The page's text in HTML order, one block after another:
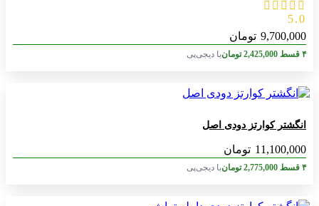
5.0
9,700,000 تومان
۴ قسط 2,425,000 تومانبا دیجی‌پی
انگشتر کوارتز دودی اصل
11,100,000 تومان
۴ قسط 2,775,000 تومانبا دیجی‌پی